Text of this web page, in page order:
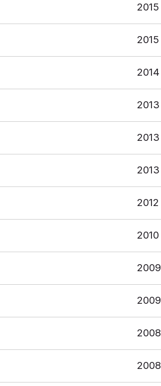
2015
2015
2014
2013
2013
2013
2012
2010
2009
2009
2008
2008